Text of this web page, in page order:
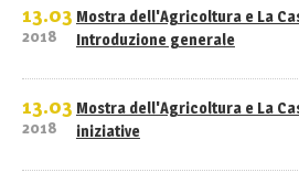
13.03
2018
Mostra dell'Agricoltura e La
Introduzione generale
13.03
2018
Mostra dell'Agricoltura e La
iniziative